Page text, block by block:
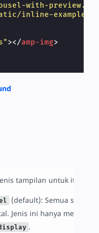
with-
inline-examples/
></amp-img>
tampilan untuk item
(default): Semua slide
Jenis ini hanya
.